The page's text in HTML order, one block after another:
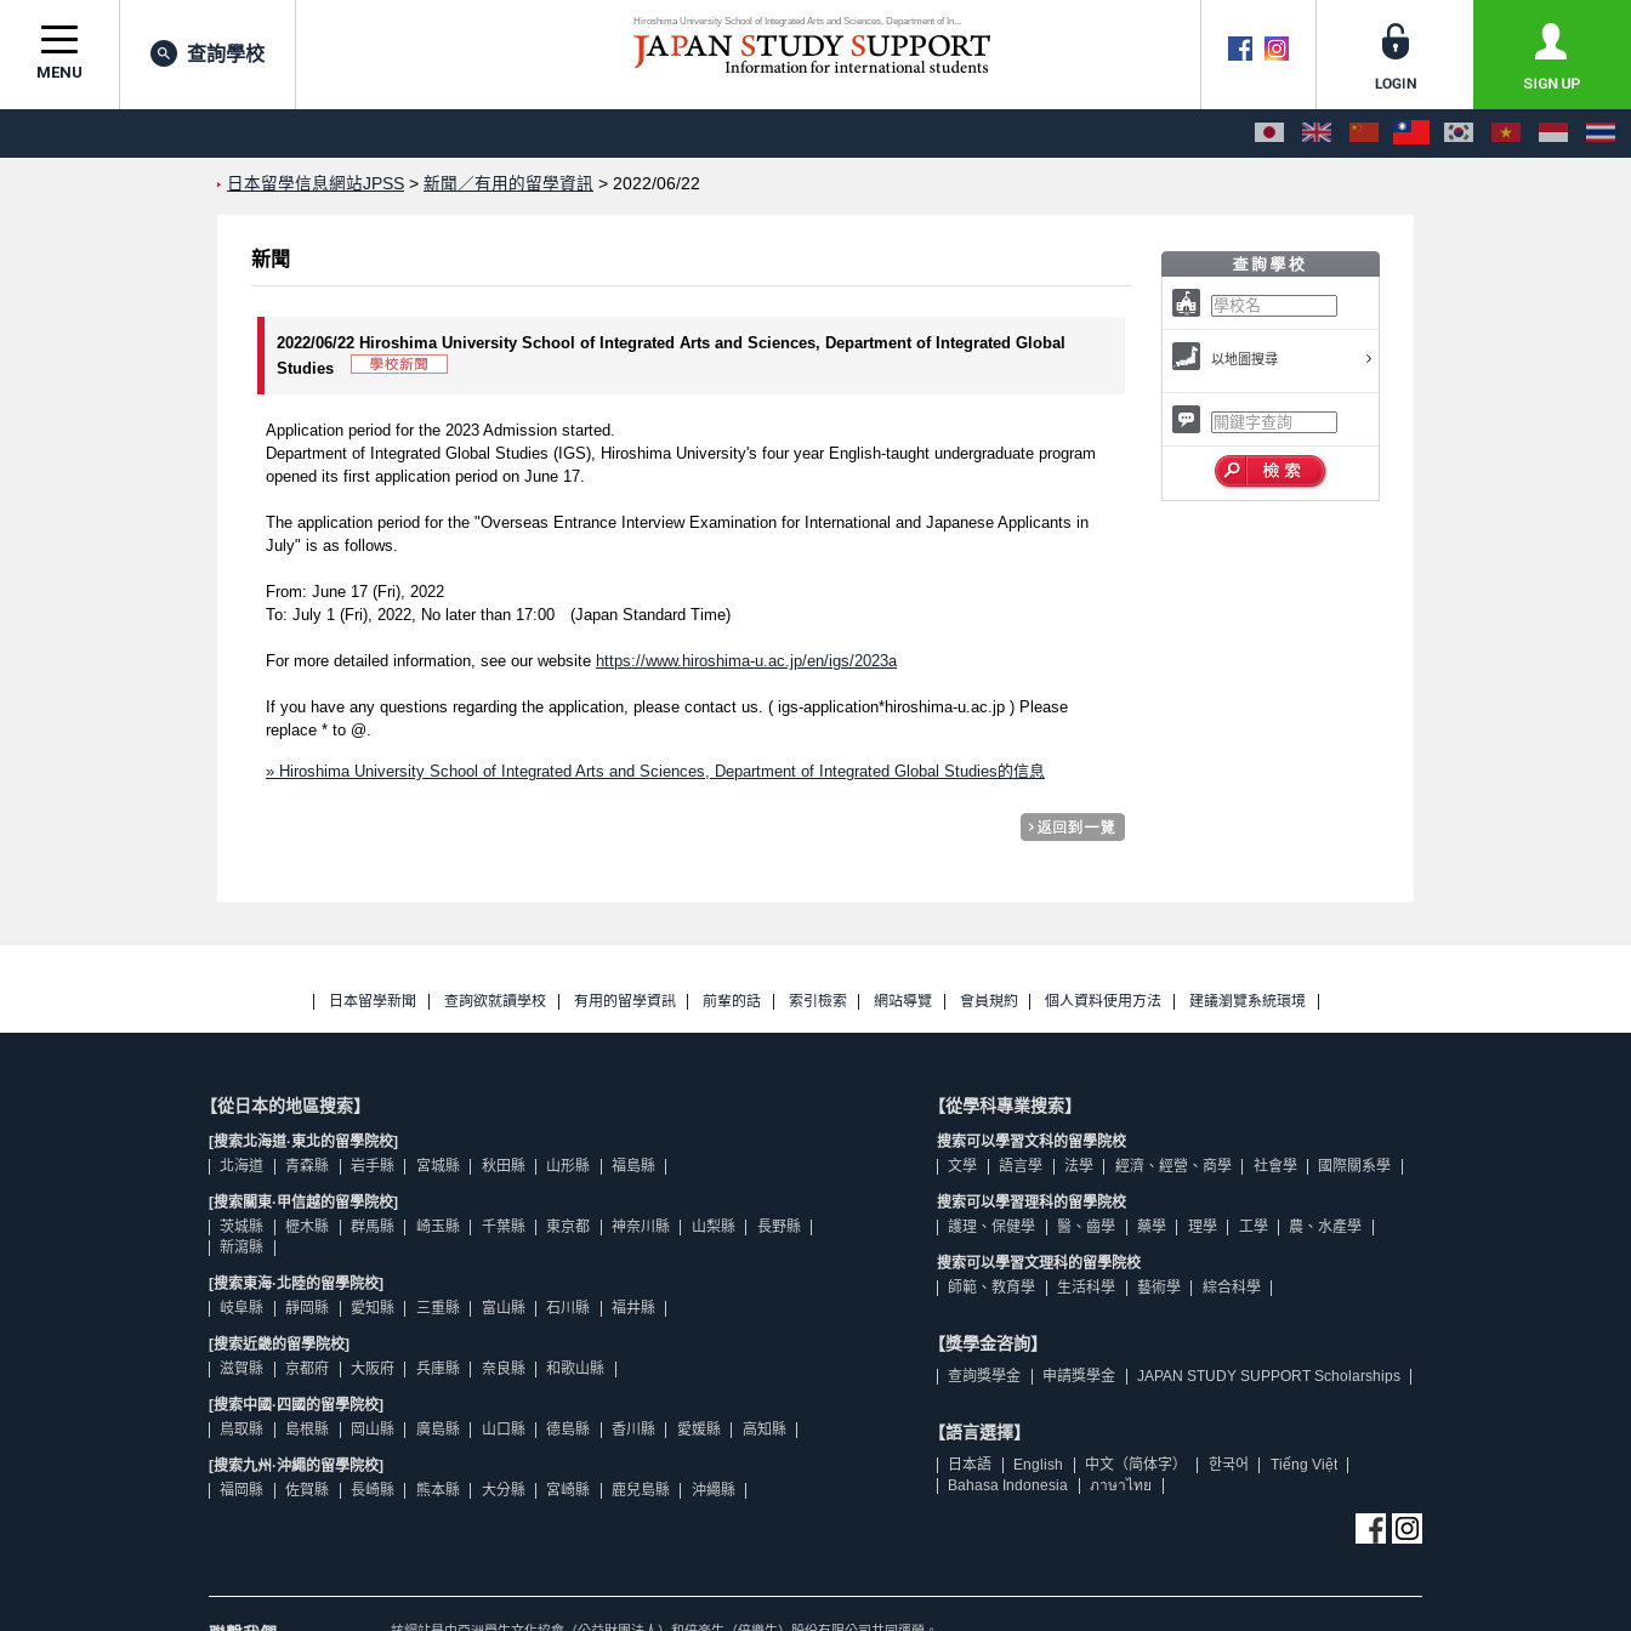
Hiroshima University School of Integrated Arts and Sciences, Department of In...
MENU
查詢學校
日本留學信息網站JPSS > 新聞／有用的留學資訊 > 2022/06/22
新聞
2022/06/22 Hiroshima University School of Integrated Arts and Sciences, Department of Integrated Global
Studies
Application period for the 2023 Admission started.
Department of Integrated Global Studies (IGS), Hiroshima University's four year English-taught undergraduate program
opened its first application period on June 17.
The application period for the "Overseas Entrance Interview Examination for International and Japanese Applicants in
July" is as follows.
From: June 17 (Fri), 2022
To: July 1 (Fri), 2022, No later than 17:00 (Japan Standard Time)
For more detailed information, see our website https://www.hiroshima-u.ac.jp/en/igs/2023a
If you have any questions regarding the application, please contact us. ( igs-application*hiroshima-u.ac.jp ) Please
replace * to @.
» Hiroshima University School of Integrated Arts and Sciences, Department of Integrated Global Studies的信息
以地圖搜尋
日本留學新聞 查詢欲就讀學校 有用的留學資訊 前輩的話 索引檢索 網站導覽 會員規約 個人資料使用方法 建議瀏覽系統環境
【從日本的地區搜索】
[搜索北海道·東北的留學院校]
北海道
青森縣 岩手縣 宮城縣 秋田縣 山形縣 福島縣
[搜索關東·甲信越的留學院校]
茨城縣
櫪木縣 群馬縣 崎玉縣 千葉縣 東京都 神奈川縣 山梨縣
長野縣
新瀉縣
[搜索東海·北陸的留學院校]
岐阜縣
靜岡縣 愛知縣 三重縣 富山縣 石川縣 福井縣
[搜索近畿的留學院校]
滋賀縣
京都府 大阪府 兵庫縣 奈良縣 和歌山縣
[搜索中國·四國的留學院校]
鳥取縣
島根縣 岡山縣 廣島縣 山口縣 德島縣 香川縣 愛媛縣 高知縣
[搜索九州·沖繩的留學院校]
福岡縣
佐賀縣 長崎縣 熊本縣 大分縣 宮崎縣 鹿兒島縣 沖繩縣
【從學科專業搜索】
搜索可以學習文科的留學院校
文學
語言學 法學 經濟、經營、商學 社會學 國際關系學
搜索可以學習理科的留學院校
護理、保健學
醫、齒學 藥學 理學 工學 農、水產學
搜索可以學習文理科的留學院校
師範、教育學
生活科學 藝術學 綜合科學
【獎學金咨詢】
查詢獎學金 申請獎學金 JAPAN STUDY SUPPORT Scholarships
【語言選擇】
日本語 English 中文（简体字） 한국어
Tiếng Việt
Bahasa Indonesia
ภาษาไทย